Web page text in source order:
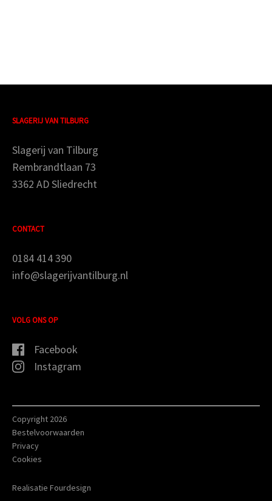
SLAGERIJ VAN TILBURG
Slagerij van Tilburg
Rembrandtlaan 73
3362 AD Sliedrecht
CONTACT
0184 414 390
info@slagerijvantilburg.nl
VOLG ONS OP
Facebook
Instagram
Copyright 2026
Bestelvoorwaarden
Privacy
Cookies
Realisatie Fourdesign